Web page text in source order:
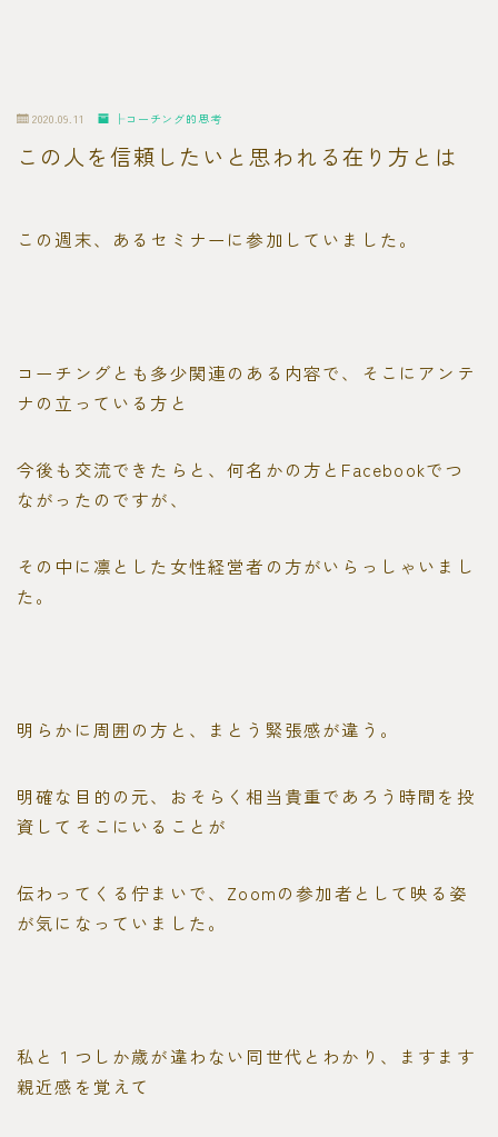
2020.09.11 ├コーチング的思考
この人を信頼したいと思われる在り方とは
この週末、あるセミナーに参加していました。
コーチングとも多少関連のある内容で、そこにアンテ
ナの立っている方と
今後も交流できたらと、何名かの方とFacebookでつ
ながったのですが、
その中に凛とした女性経営者の方がいらっしゃいまし
た。
明らかに周囲の方と、まとう緊張感が違う。
明確な目的の元、おそらく相当貴重であろう時間を投
資してそこにいることが
伝わってくる佇まいで、Zoomの参加者として映る姿
が気になっていました。
私と１つしか歳が違わない同世代とわかり、ますます
親近感を覚えて